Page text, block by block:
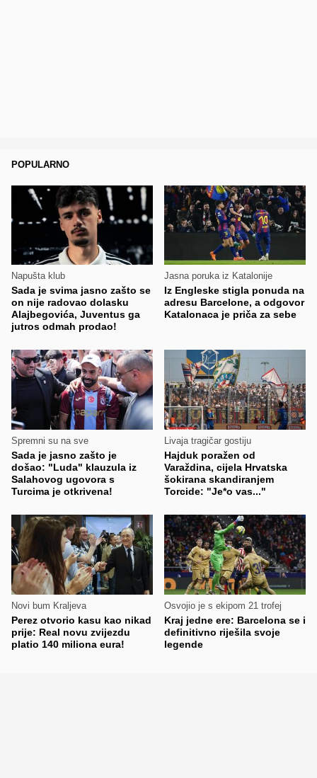
POPULARNO
Napušta klub
Sada je svima jasno zašto se
on nije radovao dolasku
Alajbegovića, Juventus ga
jutros odmah prodao!
Jasna poruka iz Katalonije
Iz Engleske stigla ponuda na
adresu Barcelone, a odgovor
Katalonaca je priča za sebe
Spremni su na sve
Sada je jasno zašto je
došao: "Luda" klauzula iz
Salahovog ugovora s
Turcima je otkrivena!
Livaja tragičar gostiju
Hajduk poražen od
Varaždina, cijela Hrvatska
šokirana skandiranjem
Torcide: "Je*o vas..."
Novi bum Kraljeva
Perez otvorio kasu kao nikad
prije: Real novu zvijezdu
platio 140 miliona eura!
Osvojio je s ekipom 21 trofej
Kraj jedne ere: Barcelona se i
definitivno riješila svoje
legende